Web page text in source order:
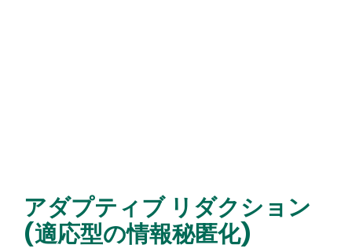
Text
アダプティブ リダクション
(適応型の情報秘匿化)